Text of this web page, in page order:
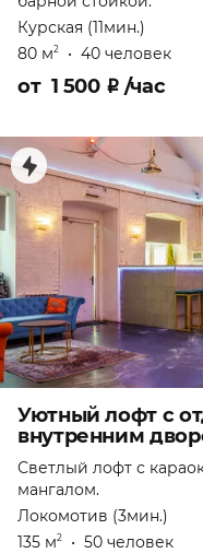
Курская (11мин.)
80 м2 • 40 человек
от 1 500 ₽ /час
Уютный лофт с
внутренним
Светлый лофт с
мангалом.
Локомотив (3мин.)
135 м2 • 50 человек